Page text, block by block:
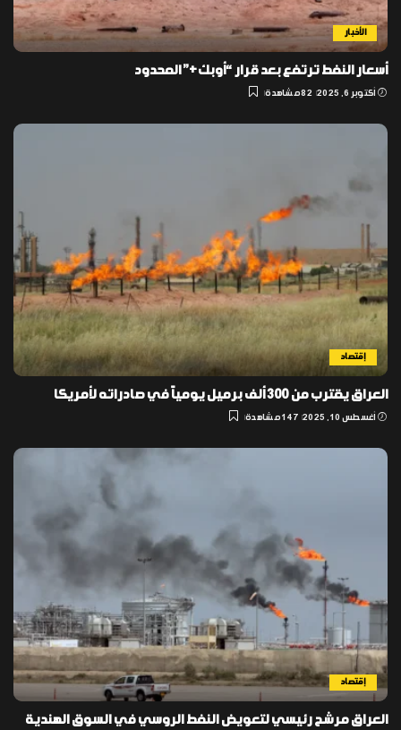
الأخبار
أسعار النفط ترتفع بعد قرار “أوبك+” المحدود
أكتوبر 6, 2025 82 مشاهدة
إقتصاد
العراق يقترب من 300 ألف برميل يومياً في صادراته لأمريكا
أغسطس 10, 2025 147 مشاهدة
إقتصاد
العراق مرشح رئيسي لتعويض النفط الروسي في السوق الهندية